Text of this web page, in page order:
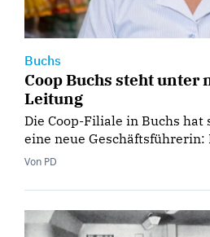
Buchs
Coop Buchs steht unter
Leitung
Die Coop-Filiale in Buchs hat
eine neue Geschäftsführerin:
Von PD